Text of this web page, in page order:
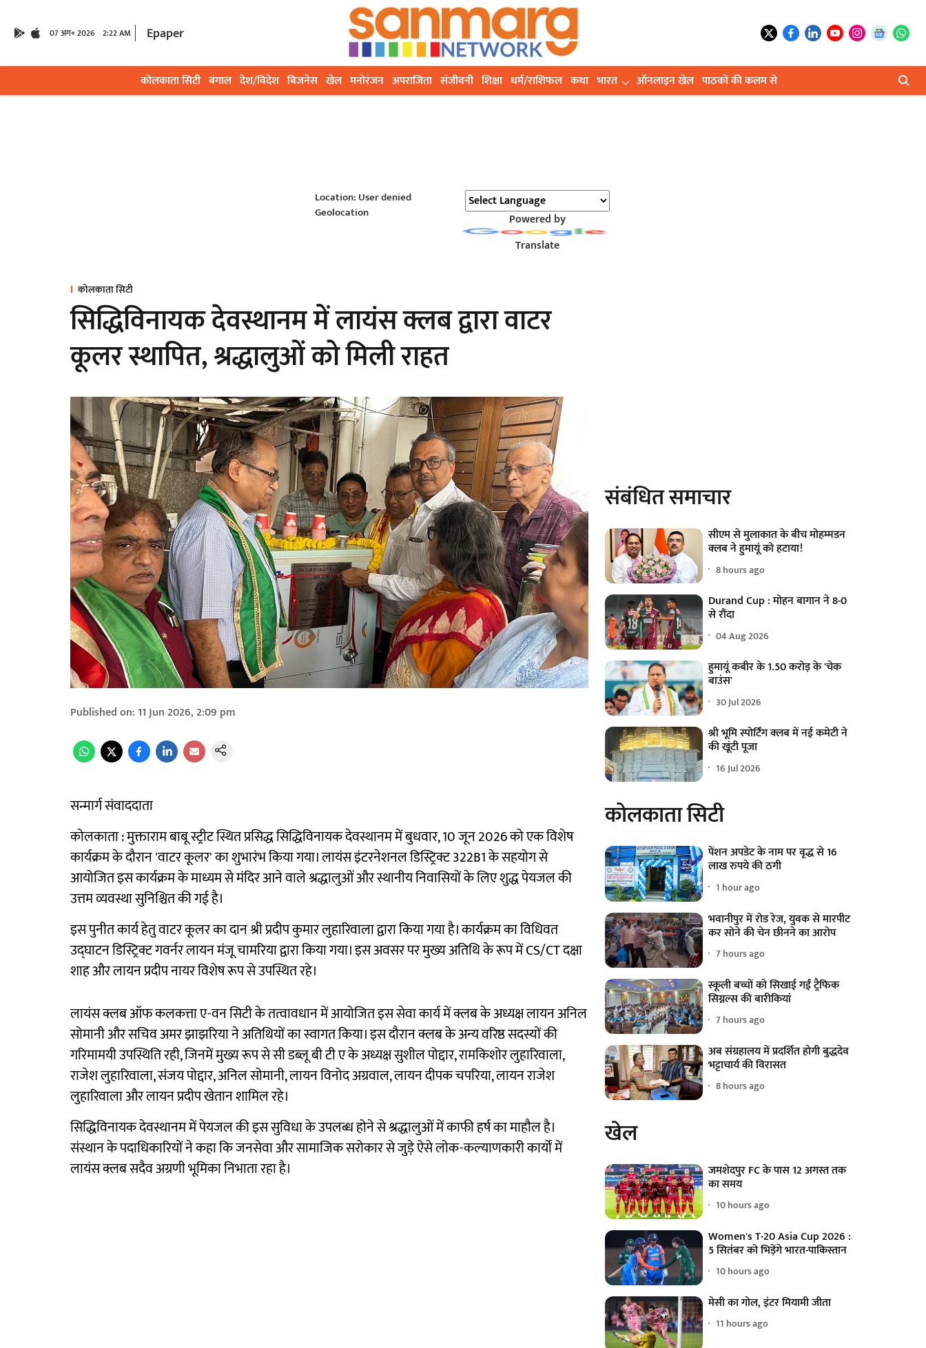
07 अग॰ 2026 2:22 AM Epaper
कोलकाता सिटी बंगाल देश/विदेश बिजनेस खेल मनोरंजन अपराजिता संजीवनी शिक्षा धर्म/राशिफल कथा भारत ऑनलाइन खेल पाठकों की कलम से
Location: User denied
Geolocation
Powered by
Translate
कोलकाता सिटी
सिद्धिविनायक देवस्थानम में लायंस क्लब द्वारा वाटर
कूलर स्थापित, श्रद्धालुओं को मिली राहत
Published on: 11 Jun 2026, 2:09 pm
सन्मार्ग संवाददाता
कोलकाता : मुक्ताराम बाबू स्ट्रीट स्थित प्रसिद्ध सिद्धिविनायक देवस्थानम में बुधवार, 10 जून 2026 को एक विशेष
कार्यक्रम के दौरान 'वाटर कूलर' का शुभारंभ किया गया। लायंस इंटरनेशनल डिस्ट्रिक्ट 322B1 के सहयोग से
आयोजित इस कार्यक्रम के माध्यम से मंदिर आने वाले श्रद्धालुओं और स्थानीय निवासियों के लिए शुद्ध पेयजल की
उत्तम व्यवस्था सुनिश्चित की गई है।
इस पुनीत कार्य हेतु वाटर कूलर का दान श्री प्रदीप कुमार लुहारिवाला द्वारा किया गया है। कार्यक्रम का विधिवत
उद्घाटन डिस्ट्रिक्ट गवर्नर लायन मंजू चामरिया द्वारा किया गया। इस अवसर पर मुख्य अतिथि के रूप में CS/CT दक्षा
शाह और लायन प्रदीप नायर विशेष रूप से उपस्थित रहे।
लायंस क्लब ऑफ कलकत्ता ए-वन सिटी के तत्वावधान में आयोजित इस सेवा कार्य में क्लब के अध्यक्ष लायन अनिल
सोमानी और सचिव अमर झाझरिया ने अतिथियों का स्वागत किया। इस दौरान क्लब के अन्य वरिष्ठ सदस्यों की
गरिमामयी उपस्थिति रही, जिनमें मुख्य रूप से सी डब्लू बी टी ए के अध्यक्ष सुशील पोद्दार, रामकिशोर लुहारिवाला,
राजेश लुहारिवाला, संजय पोद्दार, अनिल सोमानी, लायन विनोद अग्रवाल, लायन दीपक चपरिया, लायन राजेश
लुहारिवाला और लायन प्रदीप खेतान शामिल रहे।
सिद्धिविनायक देवस्थानम में पेयजल की इस सुविधा के उपलब्ध होने से श्रद्धालुओं में काफी हर्ष का माहौल है।
संस्थान के पदाधिकारियों ने कहा कि जनसेवा और सामाजिक सरोकार से जुड़े ऐसे लोक-कल्याणकारी कार्यों में
लायंस क्लब सदैव अग्रणी भूमिका निभाता रहा है।
संबंधित समाचार
सीएम से मुलाकात के बीच मोहम्मडन
क्लब ने हुमायूं को हटाया!
8 hours ago
Durand Cup : मोहन बागान ने 8-0
से रौंदा
04 Aug 2026
हुमायूं कबीर के 1.50 करोड़ के 'चेक
बाउंस'
30 Jul 2026
श्री भूमि स्पोर्टिंग क्लब में नई कमेटी ने
की खूंटी पूजा
16 Jul 2026
कोलकाता सिटी
पेंशन अपडेट के नाम पर वृद्ध से 16
लाख रुपये की ठगी
1 hour ago
भवानीपुर में रोड रेज, युवक से मारपीट
कर सोने की चेन छीनने का आरोप
7 hours ago
स्कूली बच्चों को सिखाई गईं ट्रैफिक
सिग्नल्स की बारीकियां
7 hours ago
अब संग्रहालय में प्रदर्शित होगी बुद्धदेव
भट्टाचार्य की विरासत
8 hours ago
खेल
जमशेदपुर FC के पास 12 अगस्त तक
का समय
10 hours ago
Women's T-20 Asia Cup 2026 :
5 सितंबर को भिड़ेंगे भारत-पाकिस्तान
10 hours ago
मेसी का गोल, इंटर मियामी जीता
11 hours ago